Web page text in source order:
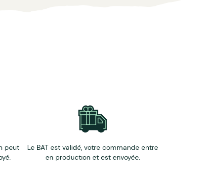
peut
Le BAT est validé, votre commande entre
en production et est envoyée.